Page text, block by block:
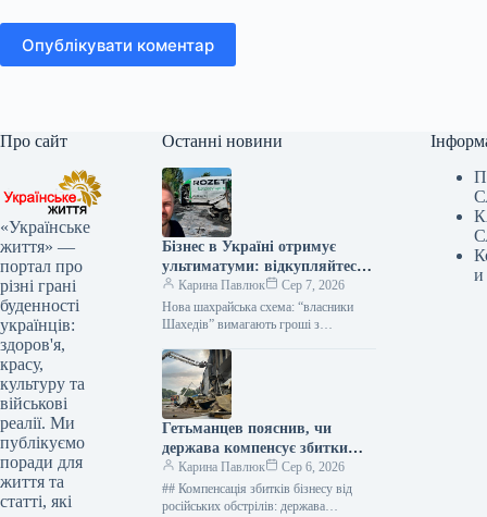
Опублікувати коментар
Про сайт
«Українське
життя» —
портал про
різні грані
буденності
українців:
здоров'я,
красу,
культуру та
військові
реалії. Ми
публікуємо
поради для
життя та
статті, які
Останні новини
Бізнес в Україні отримує
ультиматуми: відкупляйтеся
від атак або втратите все
Карина Павлюк
Сер 7, 2026
Нова шахрайська схема: “власники
Шахедів” вимагають гроші з
підприємці стали об’єктами нової
схеми вимагання. Анонімні звернення,
що…
Гетьманцев пояснив, чи
держава компенсує збитки
бізнесам від ударів РФ
Карина Павлюк
Сер 6, 2026
## Компенсація збитків бізнесу від
російських обстрілів: держава
и